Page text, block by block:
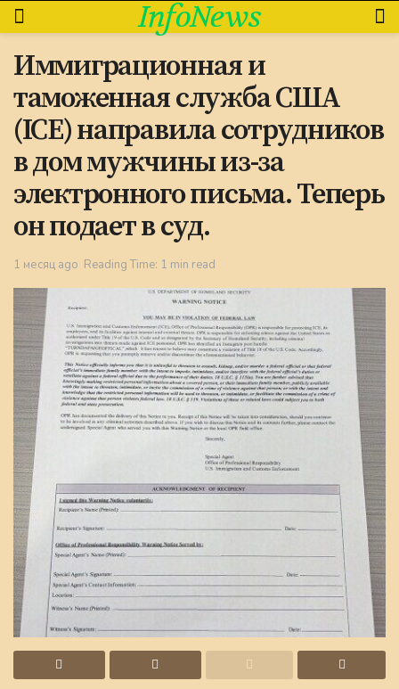
InfoNews
Иммиграционная и
таможенная служба США
(ICE) направила сотрудников
в дом мужчины из-за
электронного письма. Теперь
он подает в суд.
1 месяц ago Reading Time: 1 min read